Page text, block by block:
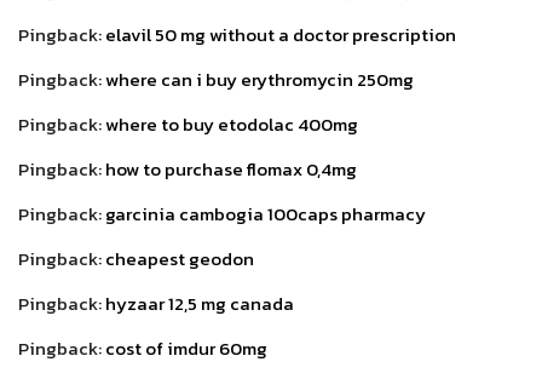
Pingback:elavil 50 mg without a doctor prescription
Pingback:where can i buy erythromycin 250mg
Pingback:where to buy etodolac 400mg
Pingback:how to purchase flomax 0,4mg
Pingback:garcinia cambogia 100caps pharmacy
Pingback:cheapest geodon
Pingback:hyzaar 12,5 mg canada
Pingback:cost of imdur 60mg